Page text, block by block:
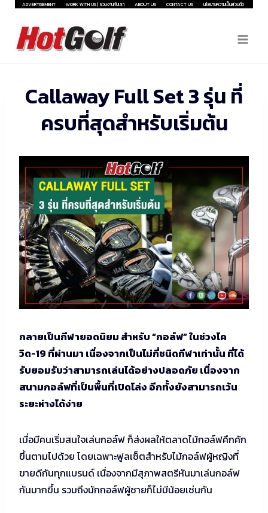
Skip
content
ADVERTISEMENT WORK WITH US | ร่วมงานกับเรา ABOUT US CONTACT US นโยบายความเป็นส่วนตัว
Callaway Full Set 3 รุ่น ที่
ครบที่สุดสำหรับเริ่มต้น
กลายเป็นกีฬายอดนิยม สำหรับ “กอล์ฟ” ในช่วงโค
วิด-19 ที่ผ่านมา เนื่องจากเป็นไม่กี่ชนิดกีฬาเท่านั้น ที่ได้
รับยอมรับว่าสามารถเล่นได้อย่างปลอดภัย เนื่องจาก
สนามกอล์ฟที่เป็นพื้นที่เปิดโล่ง อีกทั้งยังสามารถเว้น
ระยะห่างได้ง่าย
เมื่อมีคนเริ่มสนใจเล่นกอล์ฟ ก็ส่งผลให้ตลาดไม้กอล์ฟคึกคัก
ขึ้นตามไปด้วย โดยเฉพาะฟูลเซ็ตสำหรับไม้กอล์ฟผู้หญิงที่
ขายดีกันทุกแบรนด์ เนื่องจากมีสุภาพสตรีหันมาเล่นกอล์ฟ
กันมากขึ้น รวมถึงนักกอล์ฟผู้ชายก็ไม่มีน้อยเช่นกัน